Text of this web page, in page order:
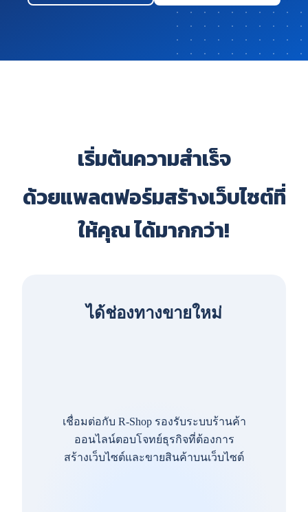
เริ่มต้นความสำเร็จ
ด้วยแพลตฟอร์มสร้างเว็บไซต์ที่
ให้คุณ ได้มากกว่า!
ได้ช่องทางขายใหม่
เชื่อมต่อกับ R-Shop รองรับระบบร้านค้า
ออนไลน์ตอบโจทย์ธุรกิจที่ต้องการ
สร้างเว็บไซต์และขายสินค้าบนเว็บไซต์